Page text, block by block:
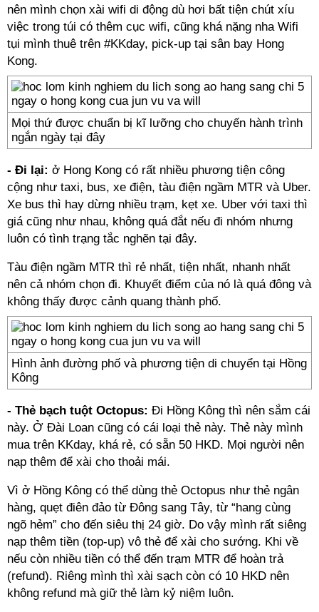
nên mình chọn xài wifi di động dù hơi bất tiện chút xíu
việc trong túi có thêm cục wifi, cũng khá nặng nha Wifi
tụi mình thuê trên #KKday, pick-up tại sân bay Hong
Kong.
Mọi thứ được chuẩn bị kĩ lưỡng cho chuyến hành trình
ngắn ngày tại đây
- Đi lại: ở Hong Kong có rất nhiều phương tiện công
cộng như taxi, bus, xe điện, tàu điện ngầm MTR và Uber.
Xe bus thì hay dừng nhiều trạm, kẹt xe. Uber với taxi thì
giá cũng như nhau, không quá đắt nếu đi nhóm nhưng
luôn có tình trạng tắc nghẽn tại đây.
Tàu điện ngầm MTR thì rẻ nhất, tiện nhất, nhanh nhất
nên cả nhóm chọn đi. Khuyết điểm của nó là quá đông và
không thấy được cảnh quang thành phố.
Hình ảnh đường phố và phương tiện di chuyển tại Hồng
Kông
- Thẻ bạch tuột Octopus: Đi Hồng Kông thì nên sắm cái
này. Ở Đài Loan cũng có cái loại thẻ này. Thẻ này mình
mua trên KKday, khá rẻ, có sẵn 50 HKD. Mọi người nên
nạp thêm để xài cho thoải mái.
Vì ở Hồng Kông có thể dùng thẻ Octopus như thẻ ngân
hàng, quẹt điên đảo từ Đông sang Tây, từ “hang cùng
ngõ hẻm” cho đến siêu thị 24 giờ. Do vậy mình rất siêng
nạp thêm tiền (top-up) vô thẻ để xài cho sướng. Khi về
nếu còn nhiều tiền có thể đến trạm MTR để hoàn trả
(refund). Riêng mình thì xài sạch còn có 10 HKD nên
không refund mà giữ thẻ làm kỷ niệm luôn.